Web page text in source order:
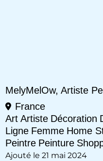
MelyMelOw, Artiste
France
Art Artiste Décoration
Ligne Femme Home
Peintre Peinture
Ajouté le 21 mai 2024